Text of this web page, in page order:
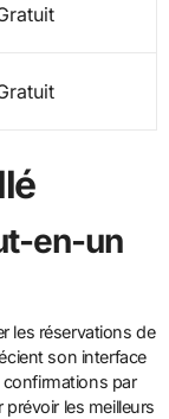
en-un
les réservations de
son interface
par
prévoir les meilleurs